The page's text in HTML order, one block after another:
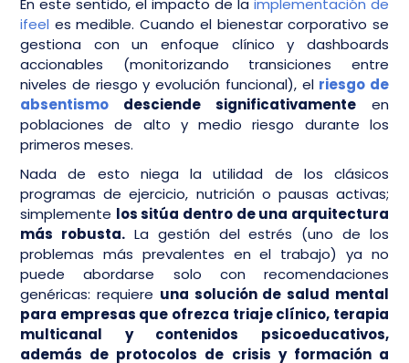
En este sentido, el impacto de la implementación de
ifeel es medible. Cuando el bienestar corporativo se
gestiona con un enfoque clínico y dashboards
accionables (monitorizando transiciones entre
niveles de riesgo y evolución funcional), el riesgo de
absentismo desciende significativamente en
poblaciones de alto y medio riesgo durante los
primeros meses.
Nada de esto niega la utilidad de los clásicos
programas de ejercicio, nutrición o pausas activas;
simplemente los sitúa dentro de una arquitectura
más robusta.La gestión del estrés (uno de los
problemas más prevalentes en el trabajo) ya no
puede abordarse solo con recomendaciones
genéricas: requiere una solución de salud mental
para empresas que ofrezca triaje clínico, terapia
multicanal y contenidos psicoeducativos,
además de protocolos de crisis y formación a